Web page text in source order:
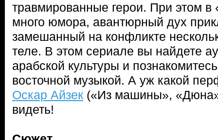
травмированные герои. При этом
много юмора, авантюрный дух
замешанный на конфликте
теле. В этом сериале вы найдете
арабской культуры и
восточной музыкой. А уж какой
Оскар Айзек («Из машины»,
видеть!